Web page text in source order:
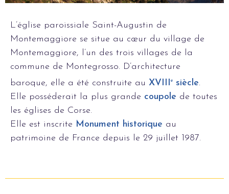
L’église paroissiale Saint-Augustin de
Montemaggiore se situe au cœur du village de
Montemaggiore, l’un des trois villages de la
commune de Montegrosso. D’architecture
baroque, elle a été construite au XVIII e siècle.
Elle posséderait la plus grande coupole de toutes
les églises de Corse.
Elle est inscrite Monument historique au
patrimoine de France depuis le 29 juillet 1987.